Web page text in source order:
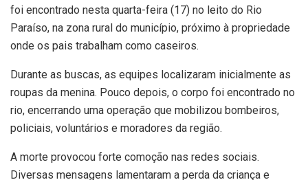
foi encontrado nesta quarta-feira (17) no leito do Rio
Paraíso, na zona rural do município, próximo à propriedade
onde os pais trabalham como caseiros.
Durante as buscas, as equipes localizaram inicialmente as
roupas da menina. Pouco depois, o corpo foi encontrado no
rio, encerrando uma operação que mobilizou bombeiros,
policiais, voluntários e moradores da região.
A morte provocou forte comoção nas redes sociais.
Diversas mensagens lamentaram a perda da criança e